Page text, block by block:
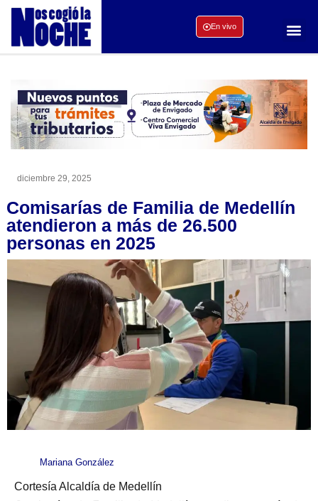
En vivo
diciembre 29, 2025
Comisarías de Familia de Medellín
atendieron a más de 26.500
personas en 2025
Mariana González
Cortesía Alcaldía de Medellín